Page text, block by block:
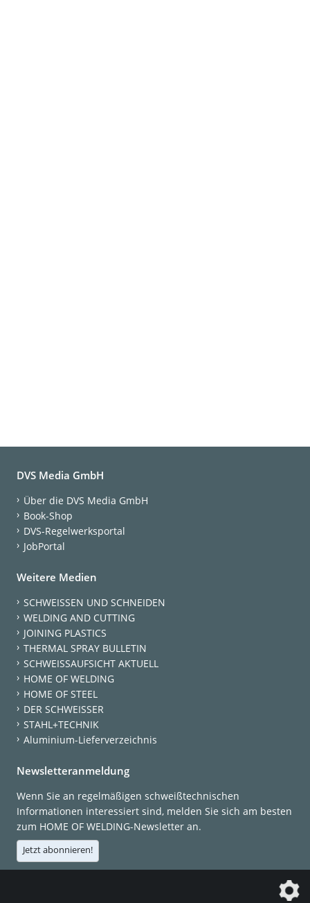
DVS Media GmbH
Über die DVS Media GmbH
Book-Shop
DVS-Regelwerksportal
JobPortal
Weitere Medien
SCHWEISSEN UND SCHNEIDEN
WELDING AND CUTTING
JOINING PLASTICS
THERMAL SPRAY BULLETIN
SCHWEISSAUFSICHT AKTUELL
HOME OF WELDING
HOME OF STEEL
DER SCHWEISSER
STAHL+TECHNIK
Aluminium-Lieferverzeichnis
Newsletteranmeldung
Wenn Sie an regelmäßigen schweißtechnischen
Informationen interessiert sind, melden Sie sich am besten
zum HOME OF WELDING-Newsletter an.
Jetzt abonnieren!